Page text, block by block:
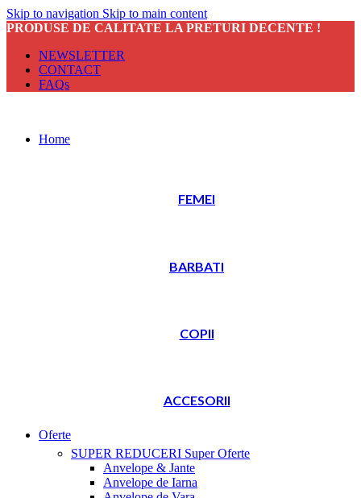
Skip to navigation Skip to main content
PRODUSE DE CALITATE LA PRETURI DECENTE !
NEWSLETTER
CONTACT
FAQs
Home
FEMEI
BARBATI
COPII
ACCESORII
Oferte
SUPER REDUCERI Super Oferte
Anvelope & Jante
Anvelope de Iarna